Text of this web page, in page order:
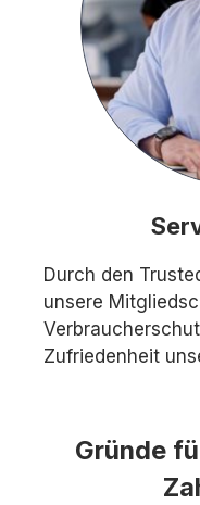
Durch den
unsere
Zufriedenheit
Gründe